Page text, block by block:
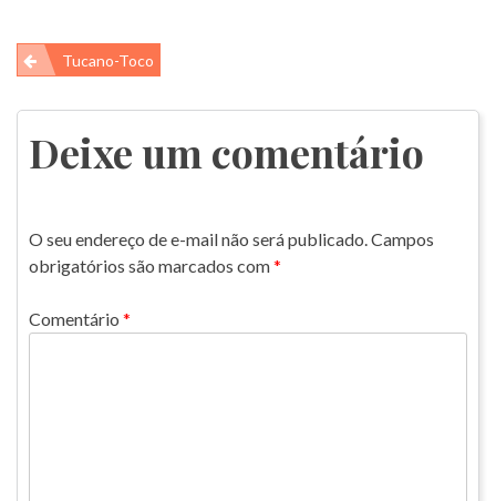
Navegação
de
Post
Tucano-Toco
Deixe um comentário
O seu endereço de e-mail não será publicado.Campos
obrigatórios são marcados com*
Comentário *